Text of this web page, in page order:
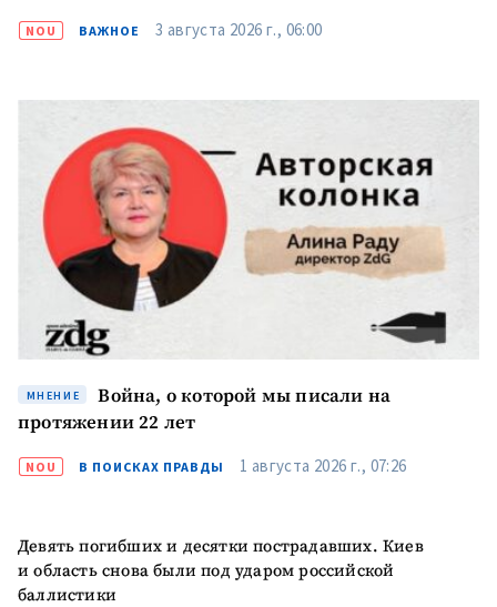
NOU ВАЖНОЕ 3 августа 2026 г., 06:00
МНЕНИЕ
Война, о которой мы писали на
протяжении 22 лет
NOU В ПОИСКАХ ПРАВДЫ 1 августа 2026 г., 07:26
Девять погибших и десятки пострадавших. Киев
и область снова были под ударом российской
баллистики